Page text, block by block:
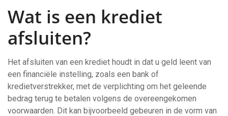
Wat is een krediet
afsluiten?
Het afsluiten van een krediet houdt in dat u geld leent van
een financiële instelling, zoals een bank of
kredietverstrekker, met de verplichting om het geleende
bedrag terug te betalen volgens de overeengekomen
voorwaarden. Dit kan bijvoorbeeld gebeuren in de vorm van